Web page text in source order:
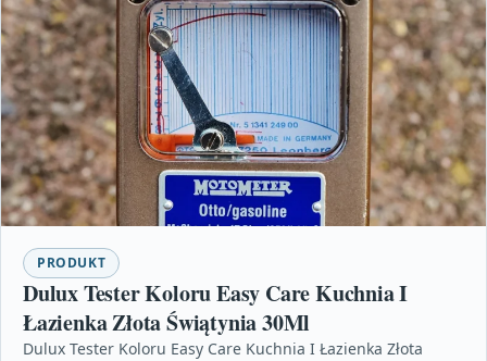
PRODUKT
Dulux Tester Koloru Easy Care Kuchnia I
Łazienka Złota Świątynia 30Ml
Dulux Tester Koloru Easy Care Kuchnia I Łazienka Złota